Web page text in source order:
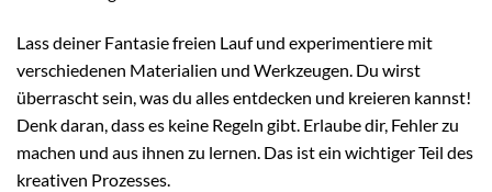
Lass deiner Fantasie freien Lauf und experimentiere mit
verschiedenen Materialien und Werkzeugen. Du wirst
überrascht sein, was du alles entdecken und kreieren kannst!
Denk daran, dass es keine Regeln gibt. Erlaube dir, Fehler zu
machen und aus ihnen zu lernen. Das ist ein wichtiger Teil des
kreativen Prozesses.